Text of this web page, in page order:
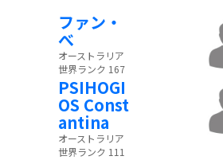
ファン・
べ
オーストラリア
世界ランク 167
PSIHOGI
OS Const
antina
オーストラリア
世界ランク 111